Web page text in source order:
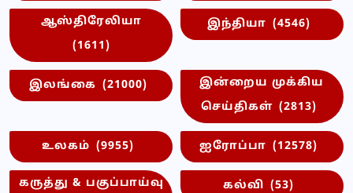
ஆஸ்திரேலியா
(1611)
இந்தியா (4546)
இலங்கை (21000)
இன்றைய முக்கிய
செய்திகள் (2813)
உலகம் (9955) ஐரோப்பா (12578)
கருத்து & பகுப்பாய்வு
கல்வி (53)